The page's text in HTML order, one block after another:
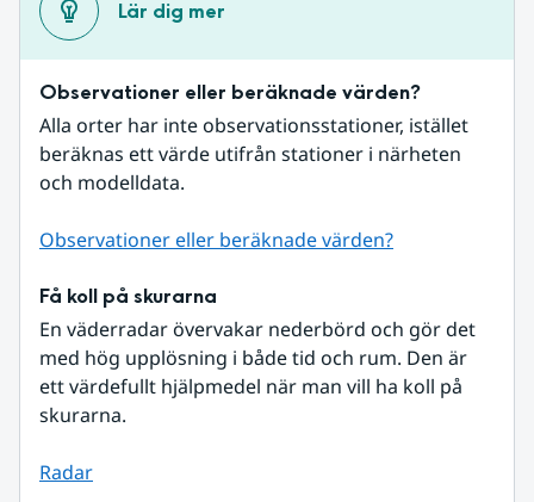
Lär dig mer
Observationer eller beräknade värden?
Alla orter har inte observationsstationer, istället
beräknas ett värde utifrån stationer i närheten
och modelldata.
Observationer eller beräknade värden?
Få koll på skurarna
En väderradar övervakar nederbörd och gör det
med hög upplösning i både tid och rum. Den är
ett värdefullt hjälpmedel när man vill ha koll på
skurarna.
Radar